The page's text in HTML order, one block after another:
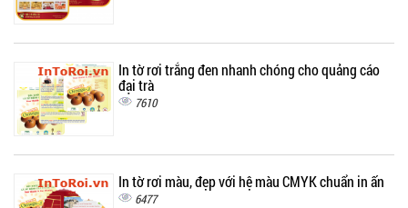
In tờ rơi trắng đen nhanh chóng cho quảng cáo
đại trà
7610
In tờ rơi màu, đẹp với hệ màu CMYK chuẩn in ấn
6477